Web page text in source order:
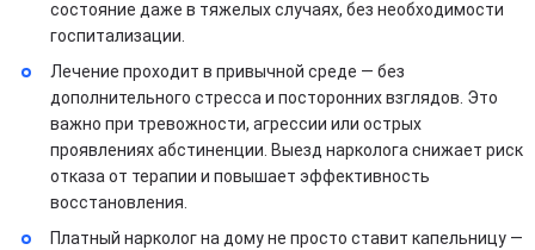
состояние даже в тяжелых случаях, без необходимости
госпитализации.
Лечение проходит в привычной среде — без
дополнительного стресса и посторонних взглядов. Это
важно при тревожности, агрессии или острых
проявлениях абстиненции. Выезд нарколога снижает риск
отказа от терапии и повышает эффективность
восстановления.
Платный нарколог на дому не просто ставит капельницу —